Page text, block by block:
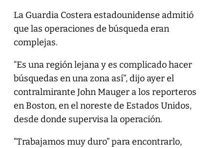
La Guardia Costera estadounidense admitió
que las operaciones de búsqueda eran
complejas.
“Es una región lejana y es complicado hacer
búsquedas en una zona así”, dijo ayer el
contralmirante John Mauger a los reporteros
en Boston, en el noreste de Estados Unidos,
desde donde supervisa la operación.
“Trabajamos muy duro” para encontrarlo,